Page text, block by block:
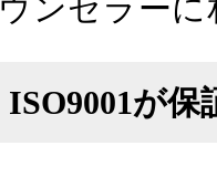
ウンセラー
ISO9001が